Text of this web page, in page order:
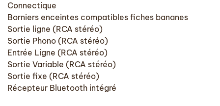
Connectique
Borniers enceintes compatibles fiches bananes
Sortie ligne (RCA stéréo)
Sortie Phono (RCA stéréo)
Entrée Ligne (RCA stéréo)
Sortie Variable (RCA stéréo)
Sortie fixe (RCA stéréo)
Récepteur Bluetooth intégré